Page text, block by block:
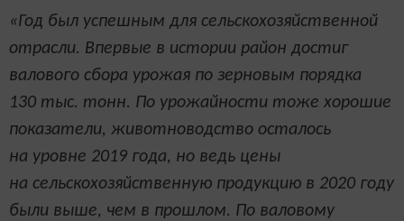
«Год был успешным для сельскохозяйственной
отрасли. Впервые в истории район достиг
валового сбора урожая по зерновым порядка
130 тыс. тонн. По урожайности тоже хорошие
показатели, животноводство осталось
на уровне 2019 года, но ведь цены
на сельскохозяйственную продукцию в 2020 году
были выше, чем в прошлом. По валовому